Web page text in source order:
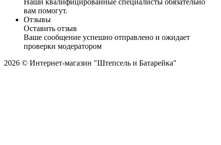
Наши квалифицированные специалисты обязательно
вам помогут.
Отзывы
Оставить отзыв
Ваше сообщение успешно отправлено и ожидает
проверки модератором
2026 © Интернет-магазин "Штепсель и Батарейка"